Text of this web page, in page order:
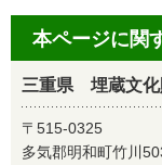
本ページに関
三重県 埋蔵文
〒515-0325
多気郡明和町竹川